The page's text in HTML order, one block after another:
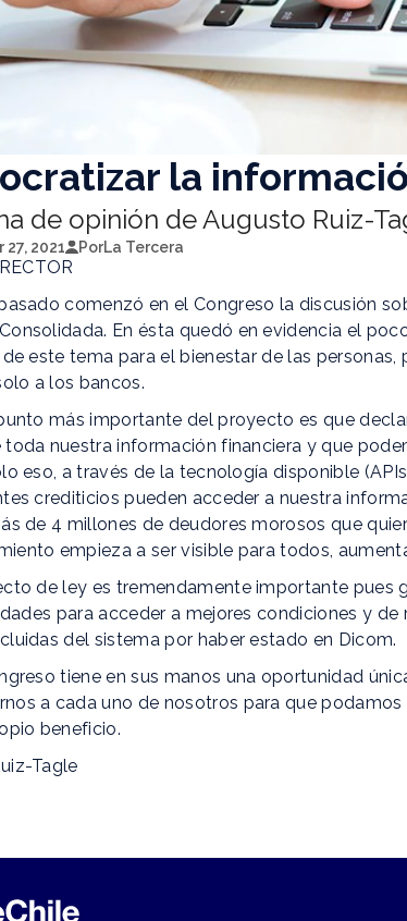
la
de opinión de Augusto Ruiz-
27, 2021 PorLa Tercera
comenzó en el Congreso la discusión
En ésta quedó en evidencia el
este tema para el bienestar de las
a los bancos.
más importante del proyecto es que
toda nuestra información financiera y que
eso, a través de la tecnología disponible
crediticios pueden acceder a nuestra
de 4 millones de deudores morosos que
empieza a ser visible para todos,
de ley es tremendamente importante pues
para acceder a mejores condiciones y
del sistema por haber estado en Dicom.
tiene en sus manos una oportunidad
a cada uno de nosotros para que
beneficio.
Tagle